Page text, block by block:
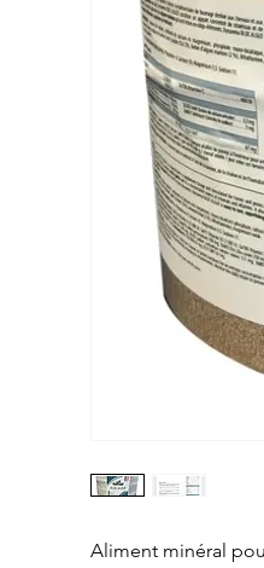
Aliment minéral